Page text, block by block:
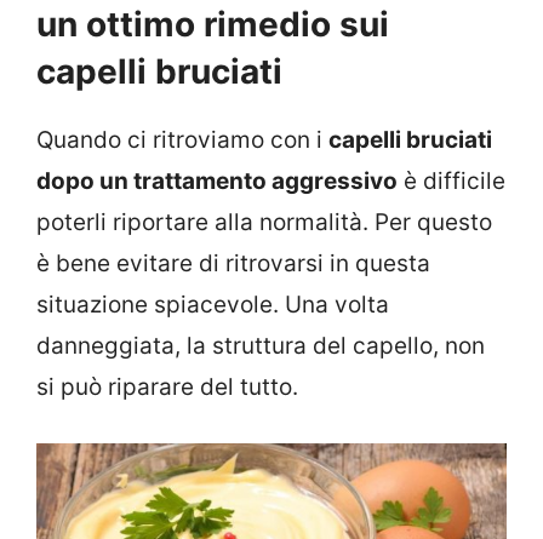
un ottimo rimedio sui
capelli bruciati
Quando ci ritroviamo con i capelli bruciati
dopo un trattamento aggressivo è difficile
poterli riportare alla normalità. Per questo
è bene evitare di ritrovarsi in questa
situazione spiacevole. Una volta
danneggiata, la struttura del capello, non
si può riparare del tutto.